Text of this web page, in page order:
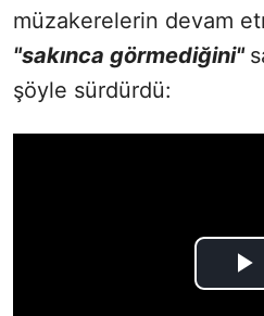
müzakerelerin devam
"sakınca görmediğini"
şöyle sürdürdü: